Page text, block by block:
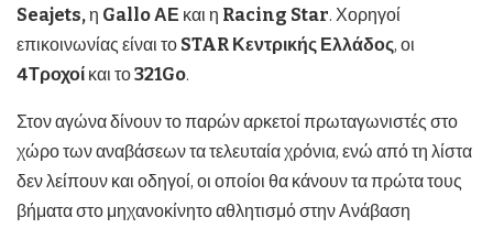
Seajets, η GalloΑΕ και η Racing Star. Χορηγοί
επικοινωνίας είναι το STAR Κεντρικής Ελλάδος, οι
4Τροχοί και το321Go.
Στον αγώνα δίνουν το παρών αρκετοί πρωταγωνιστές στο
χώρο των αναβάσεων τα τελευταία χρόνια, ενώ από τη λίστα
δεν λείπουν και οδηγοί, οι οποίοι θα κάνουν τα πρώτα τους
βήματα στο μηχανοκίνητο αθλητισμό στην Ανάβαση